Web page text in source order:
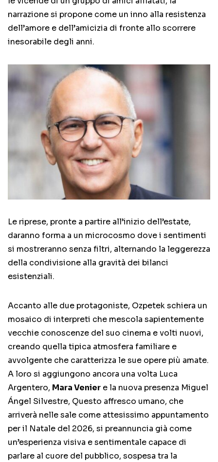
narrazione si propone come un inno alla resistenza
dell’amore e dell’amicizia di fronte allo scorrere
inesorabile degli anni.
Le riprese, pronte a partire all’inizio dell’estate,
daranno forma a un microcosmo dove i sentimenti
si mostreranno senza filtri, alternando la leggerezza
della condivisione alla gravità dei bilanci
esistenziali.
Accanto alle due protagoniste, Ozpetek schiera un
mosaico di interpreti che mescola sapientemente
vecchie conoscenze del suo cinema e volti nuovi,
creando quella tipica atmosfera familiare e
avvolgente che caratterizza le sue opere più amate.
A loro si aggiungono ancora una volta Luca
Argentero, Mara Venier e la nuova presenza Miguel
Ángel Silvestre, Questo affresco umano, che
arriverà nelle sale come attesissimo appuntamento
per il Natale del 2026, si preannuncia già come
un’esperienza visiva e sentimentale capace di
parlare al cuore del pubblico, sospesa tra la